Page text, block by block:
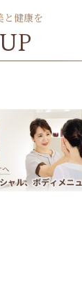
と健康を